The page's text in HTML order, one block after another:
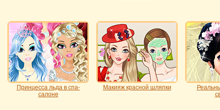
Принцесса льда в спа-
салоне
Макияж красной шляпки